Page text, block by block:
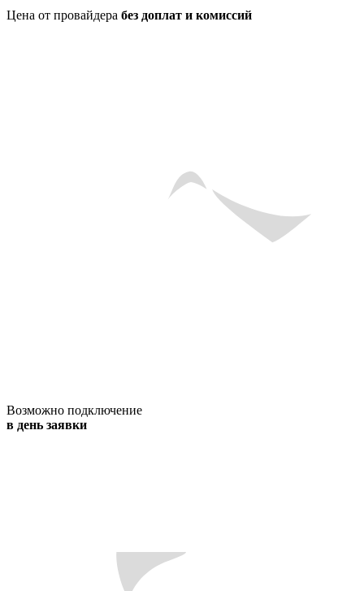
Цена от провайдера без доплат и комиссий
Возможно подключение
в день заявки